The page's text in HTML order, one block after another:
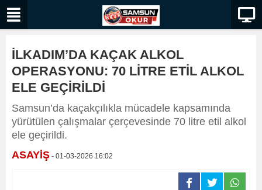
İLKADIM’DA KAÇAK ALKOL
OPERASYONU: 70 LİTRE ETİL ALKOL
ELE GEÇİRİLDİ
Samsun’da kaçakçılıkla mücadele kapsamında
yürütülen çalışmalar çerçevesinde 70 litre etil alkol
ele geçirildi.
ASAYİŞ - 01-03-2026 16:02